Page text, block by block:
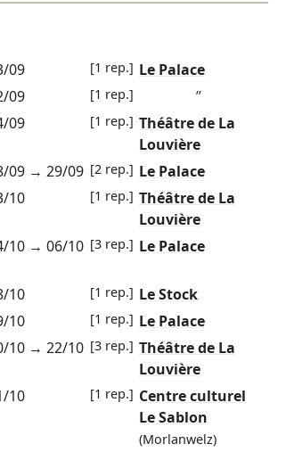
09 [1 rep.] Le Palace
09 [1 rep.]
”
09 [1 rep.] Théâtre de La
Louvière
09→ 29/09 [2 rep.] Le Palace
10 [1 rep.] Théâtre de La
Louvière
10→ 06/10 [3 rep.] Le Palace
10 [1 rep.] Le Stock
10 [1 rep.] Le Palace
10→ 22/10 [3 rep.] Théâtre de La
Louvière
10 [1 rep.] Centre culturel
Le Sablon
(Morlanwelz)